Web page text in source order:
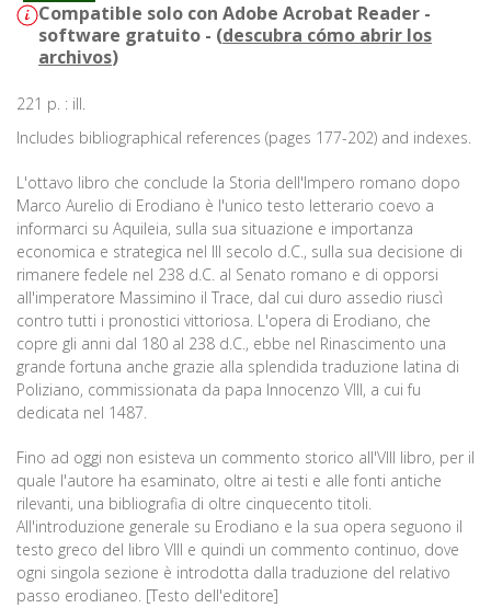
Compatible solo con Adobe Acrobat Reader -
software gratuito - (descubra cómo abrir los
archivos)
221 p. : ill.
Includes bibliographical references (pages 177-202) and indexes.
L'ottavo libro che conclude la Storia dell'Impero romano dopo
Marco Aurelio di Erodiano è l'unico testo letterario coevo a
informarci su Aquileia, sulla sua situazione e importanza
economica e strategica nel III secolo d.C., sulla sua decisione di
rimanere fedele nel 238 d.C. al Senato romano e di opporsi
all'imperatore Massimino il Trace, dal cui duro assedio riuscì
contro tutti i pronostici vittoriosa. L'opera di Erodiano, che
copre gli anni dal 180 al 238 d.C., ebbe nel Rinascimento una
grande fortuna anche grazie alla splendida traduzione latina di
Poliziano, commissionata da papa Innocenzo VIII, a cui fu
dedicata nel 1487.
Fino ad oggi non esisteva un commento storico all'VIII libro, per il
quale l'autore ha esaminato, oltre ai testi e alle fonti antiche
rilevanti, una bibliografia di oltre cinquecento titoli.
All'introduzione generale su Erodiano e la sua opera seguono il
testo greco del libro VIII e quindi un commento continuo, dove
ogni singola sezione è introdotta dalla traduzione del relativo
passo erodianeo. [Testo dell'editore]